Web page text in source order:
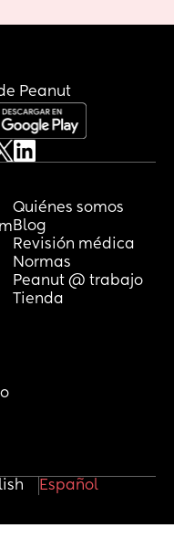
Peanut
Quiénes somos
Blog
Revisión médica
Normas
Peanut @ trabajo
Tienda
Español